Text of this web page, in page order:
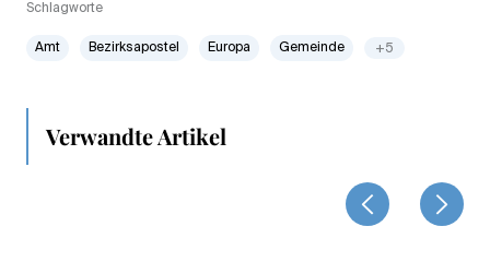
Schlagworte
Amt Bezirksapostel Europa Gemeinde +5
Verwandte Artikel